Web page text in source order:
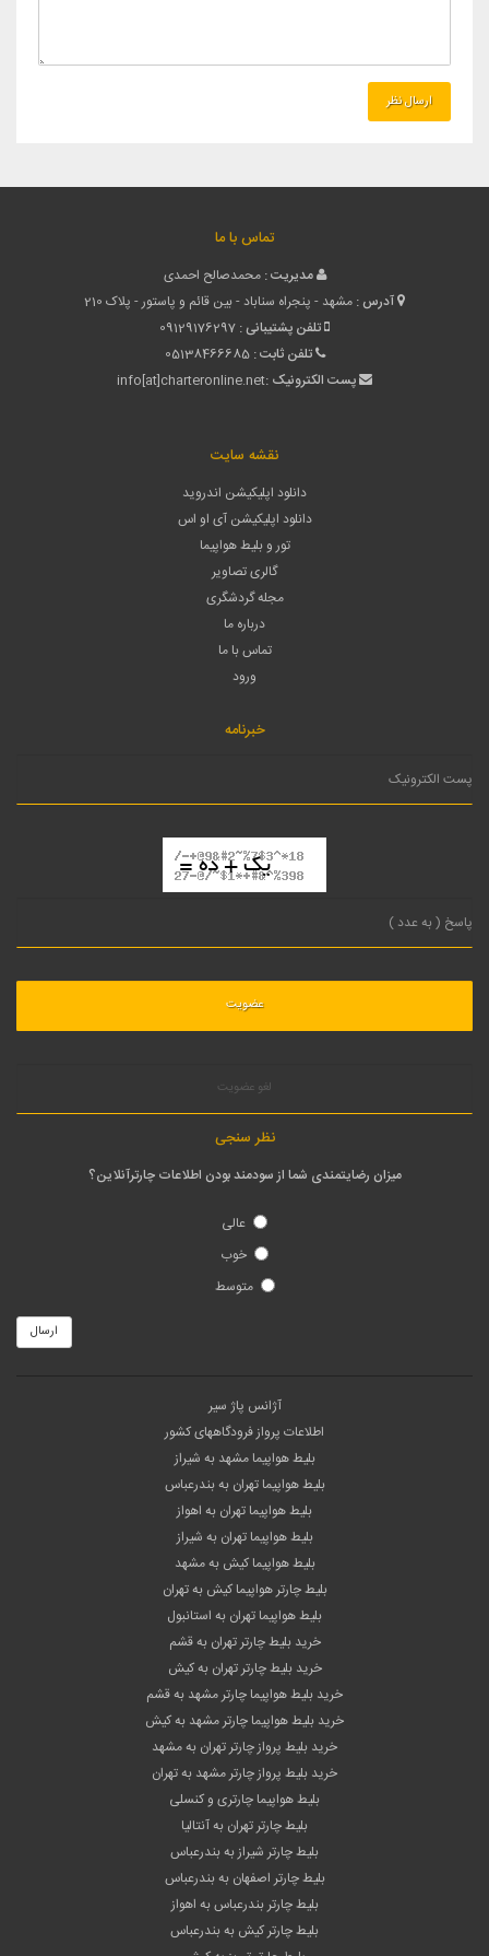
تماس با ما
مدیریت : محمدصالح احمدی
آدرس : مشهد - پنجراه سناباد - بین قائم و پاستور - پلاک 210
تلفن پشتیبانی : 09129176297
تلفن ثابت : 05138466685
پست الکترونیک :info[at]charteronline.net
نقشه سایت
دانلود اپلیکیشن اندروید
دانلود اپلیکیشن آی او اس
تور و بلیط هواپیما
گالری تصاویر
مجله گردشگری
درباره ما
تماس با ما
ورود
خبرنامه
لغو عضویت
نظر سنجی
میزان رضایتمندی شما از سودمند بودن اطلاعات چارترآنلاین؟
عالی
خوب
متوسط
ارسال
آژانس پاژ سیر
اطلاعات پرواز فرودگاههای کشور
بلیط هواپیما مشهد به شیراز
بلیط هواپیما تهران به بندرعباس
بلیط هواپیما تهران به اهواز
بلیط هواپیما تهران به شیراز
بلیط هواپیما کیش به مشهد
بلیط چارتر هواپیما کیش به تهران
بلیط هواپیما تهران به استانبول
خرید بلیط چارتر تهران به قشم
خرید بلیط چارتر تهران به کیش
خرید بلیط هواپیما چارتر مشهد به قشم
خرید بلیط هواپیما چارتر مشهد به کیش
خرید بلیط پرواز چارتر تهران به مشهد
خرید بلیط پرواز چارتر مشهد به تهران
بلیط هواپیما چارتری و کنسلی
بلیط چارتر تهران به آنتالیا
بلیط چارتر شیراز به بندرعباس
بلیط چارتر اصفهان به بندرعباس
بلیط چارتر بندرعباس به اهواز
بلیط چارتر کیش به بندرعباس